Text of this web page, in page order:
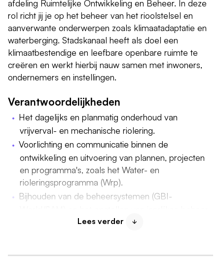
afdeling Ruimtelijke Ontwikkeling en Beheer. In deze
rol richt jij je op het beheer van het rioolstelsel en
aanverwante onderwerpen zoals klimaatadaptatie en
waterberging. Stadskanaal heeft als doel een
klimaatbestendige en leefbare openbare ruimte te
creëren en werkt hierbij nauw samen met inwoners,
ondernemers en instellingen.
Verantwoordelijkheden
Het dagelijks en planmatig onderhoud van
vrijverval- en mechanische riolering.
Voorlichting en communicatie binnen de
ontwikkeling en uitvoering van plannen, projecten
en programma's, zoals het Water- en
rioleringsprogramma (Wrp).
Bijhouden van de beheersystemen (GBI-
en werkplannen.Lees verder